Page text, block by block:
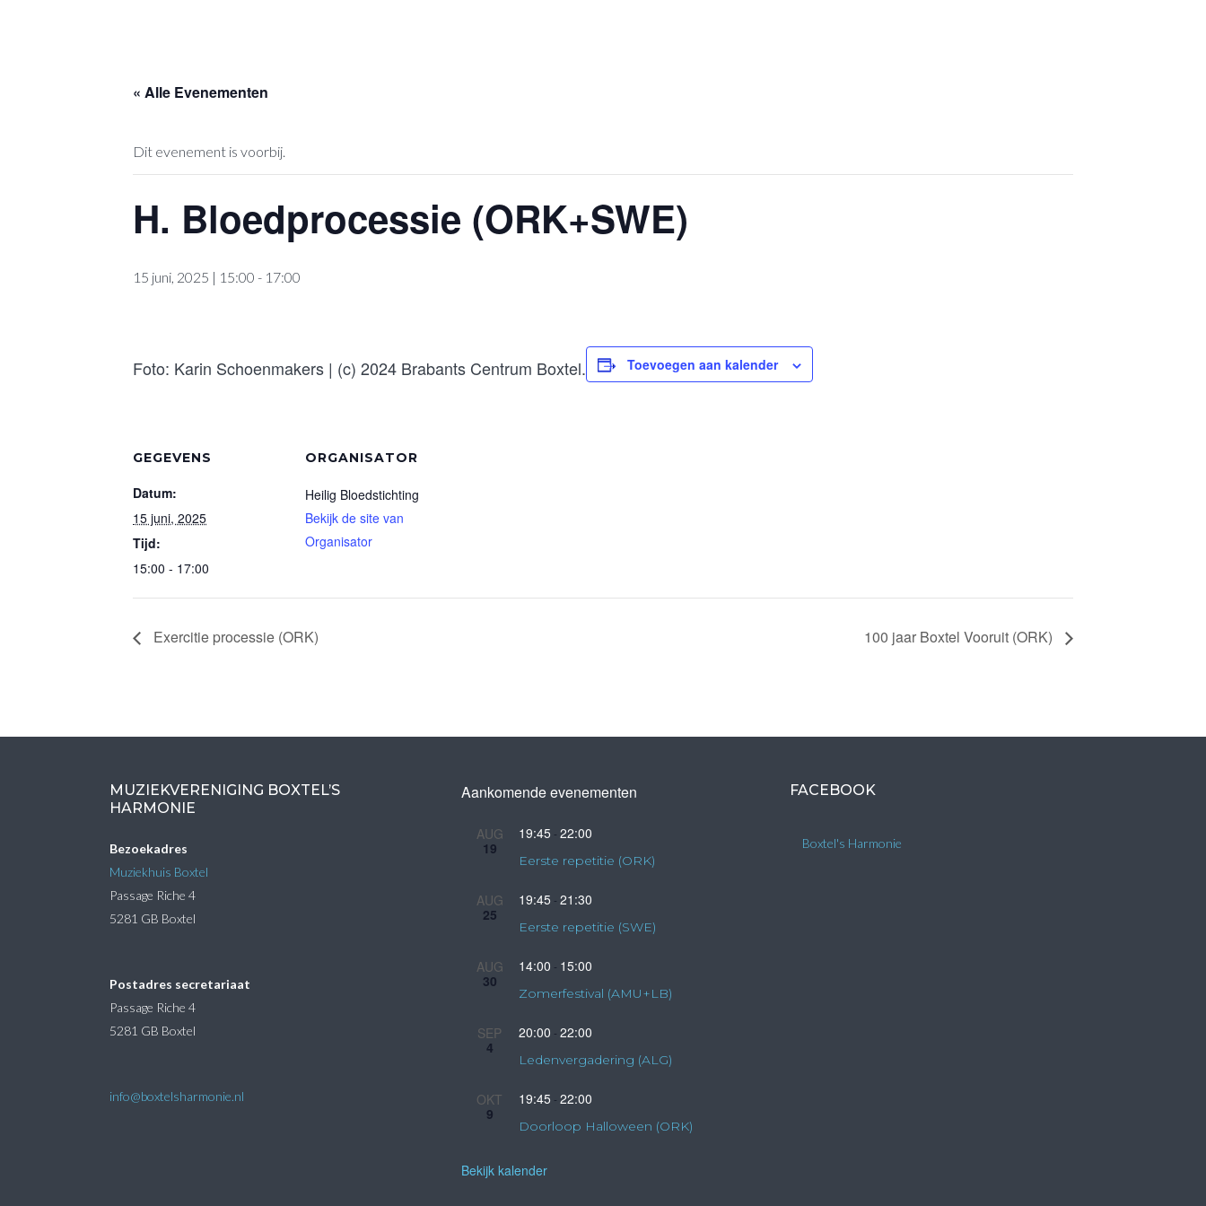
« Alle Evenementen
Dit evenement is voorbij.
H. Bloedprocessie (ORK+SWE)
15 juni, 2025 | 15:00 - 17:00
Foto: Karin Schoenmakers | (c) 2024 Brabants Centrum Boxtel. Toevoegen aan kalender
GEGEVENS
Datum:
15 juni, 2025
Tijd:
15:00 - 17:00
ORGANISATOR
Heilig Bloedstichting
Bekijk de site van
Organisator
Exercitie processie (ORK) 100 jaar Boxtel Vooruit (ORK)
MUZIEKVERENIGING BOXTEL’S
HARMONIE
Bezoekadres
Muziekhuis Boxtel
Passage Riche 4
5281 GB Boxtel
Postadres secretariaat
Passage Riche 4
5281 GB Boxtel
info@boxtelsharmonie.nl
Aankomende evenementen
AUG
19
19:45- 22:00
Eerste repetitie (ORK)
AUG
25
19:45- 21:30
Eerste repetitie (SWE)
AUG
30
14:00 - 15:00
Zomerfestival (AMU+LB)
SEP
4
20:00 - 22:00
Ledenvergadering (ALG)
OKT
9
19:45- 22:00
Doorloop Halloween (ORK)
Bekijk kalender
FACEBOOK
Boxtel's Harmonie